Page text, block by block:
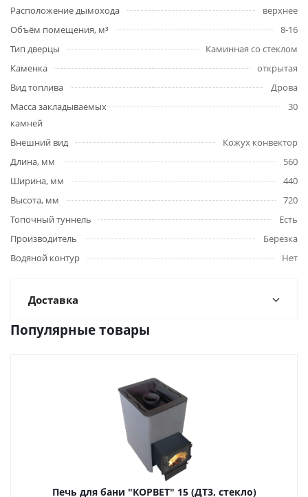
Расположение дымохода
верхнее
Объём помещения, м³
8-16
Тип дверцы
Каминная со стеклом
Каменка
открытая
Вид топлива
Дрова
Масса закладываемых
камней
30
Внешний вид
Кожух конвектор
Длина, мм
560
Ширина, мм
440
Высота, мм
720
Топочный туннель
Есть
Производитель
Березка
Водяной контур
Нет
Доставка
Популярные товары
Печь для бани "КОРВЕТ" 15 (ДТ3, стекло)